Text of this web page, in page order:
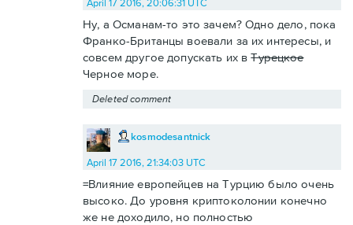
April 17 2016, 20:06:31 UTC
Ну, а Османам-то это зачем? Одно дело, пока
Франко-Британцы воевали за их интересы, и
совсем другое допускать их вТурецкое
Черное море.
Deleted comment
kosmodesantnick
April 17 2016, 21:34:03 UTC
=Влияние европейцев на Турцию было очень
высоко. До уровня криптоколонии конечно
же не доходило, но полностью